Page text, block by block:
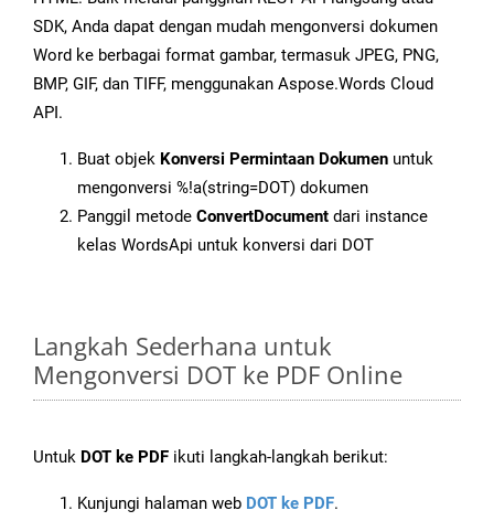
SDK, Anda dapat dengan mudah mengonversi dokumen
Word ke berbagai format gambar, termasuk JPEG, PNG,
BMP, GIF, dan TIFF, menggunakan Aspose.Words Cloud
API.
Buat objek Konversi Permintaan Dokumen untuk
mengonversi %!a(string=DOT) dokumen
Panggil metode ConvertDocument dari instance
kelas WordsApi untuk konversi dari DOT
Langkah Sederhana untuk
Mengonversi DOT ke PDF Online
Untuk DOT ke PDF ikuti langkah-langkah berikut:
Kunjungi halaman web DOT ke PDF.